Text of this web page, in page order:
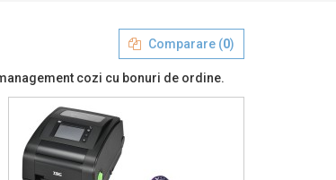
Comparare (0)
cozi cu bonuri de ordine.